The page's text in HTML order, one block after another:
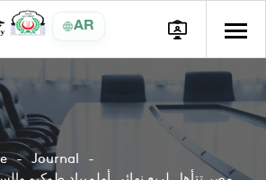
AR
Journal